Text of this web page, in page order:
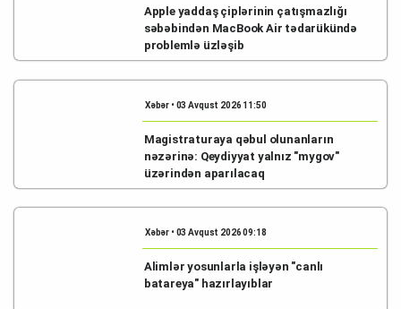
Apple yaddaş çiplərinin çatışmazlığı
səbəbindən MacBook Air tədarükündə
problemlə üzləşib
Xəbər • 03 Avqust 2026 11:50
Magistraturaya qəbul olunanların
nəzərinə: Qeydiyyat yalnız "mygov"
üzərindən aparılacaq
Xəbər • 03 Avqust 2026 09:18
Alimlər yosunlarla işləyən "canlı
batareya" hazırlayıblar